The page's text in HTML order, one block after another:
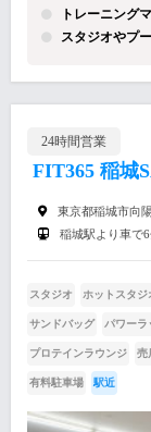
トレーニング
スタジオやプ
24時間営業
FIT365 稲城
東京都稲城市向
稲城駅より車で
スタジオ ホットスタジ
サンドバッグ パワーラ
プロテインラウンジ 売
有料駐車場 駅近